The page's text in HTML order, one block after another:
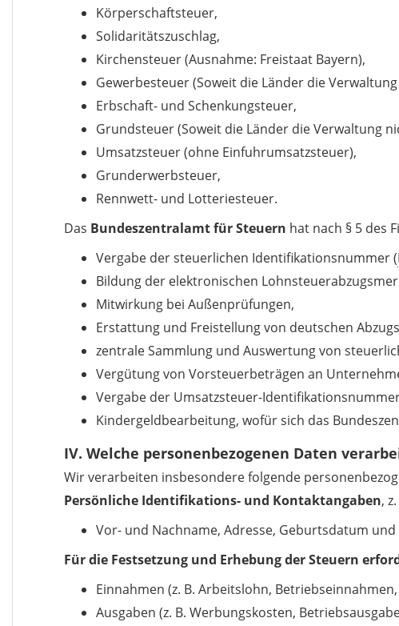
Körperschaftsteuer,
Solidaritätszuschlag,
Kirchensteuer (Ausnahme: Freistaat Bayern),
Gewerbesteuer (Soweit die Länder die
Erbschaft- und Schenkungsteuer,
Grundsteuer (Soweit die Länder die Verwaltung
Umsatzsteuer (ohne Einfuhrumsatzsteuer),
Grunderwerbsteuer,
Rennwett- und Lotteriesteuer.
Das Bundeszentralamt für Steuern hat nach § 5 des
Vergabe der steuerlichen Identifikationsnummer (
Bildung der elektronischen
Mitwirkung bei Außenprüfungen,
Erstattung und Freistellung von deutschen
zentrale Sammlung und Auswertung von
Vergütung von Vorsteuerbeträgen an
Vergabe der Umsatzsteuer-
Kindergeldbearbeitung, wofür sich das
IV. Welche personenbezogenen Daten
Wir verarbeiten insbesondere folgende
Persönliche Identifikations- und Kontaktangaben,
Vor- und Nachname, Adresse, Geburtsdatum
Für die Festsetzung und Erhebung der Steuern
Einnahmen (z. B. Arbeitslohn,
Ausgaben (z. B. Werbungskosten,